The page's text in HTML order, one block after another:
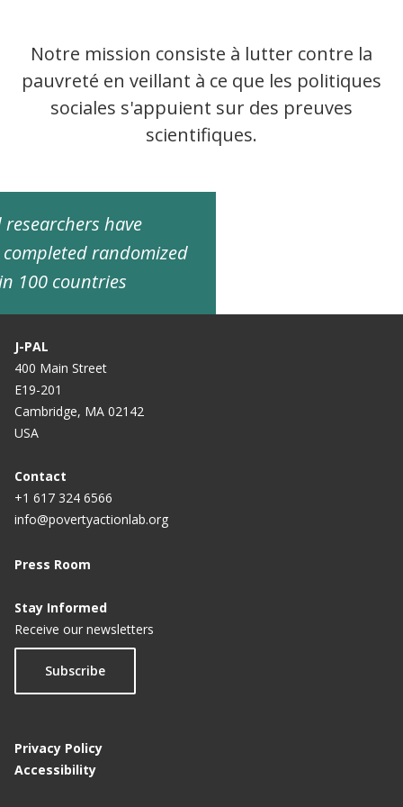
Notre mission consiste à lutter contre la
pauvreté en veillant à ce que les politiques
sociales s'appuient sur des preuves
scientifiques.
researchers have
randomized
100 countries
J-PAL
400 Main Street
E19-201
Cambridge, MA 02142
USA
Contact
+1 617 324 6566
info@povertyactionlab.org
Press Room
Stay Informed
Receive our newsletters
Subscribe
Privacy Policy
Accessibility